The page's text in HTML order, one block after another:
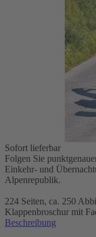
Die
Österreich
Heinz E. Studt
40 Routen von
Zum Warenkorb
Zur Wunschliste
Sofort lieferbar
Folgen Sie
Einkehr- und
Alpenrepublik.
224 Seiten, ca. 250
Klappenbroschur mit
Beschreibung